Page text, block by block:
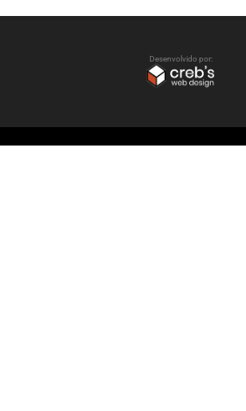
Desenvolvido por: